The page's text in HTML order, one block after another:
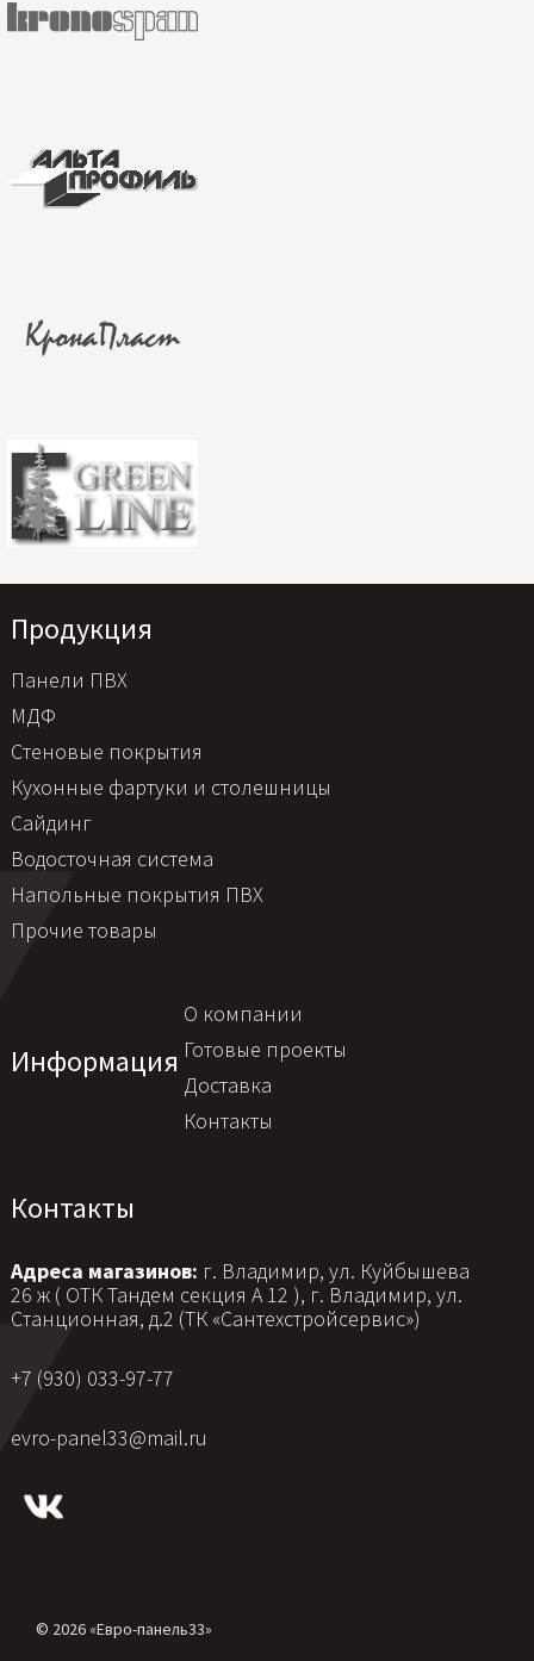
Продукция
Панели ПВХ
МДФ
Стеновые покрытия
Кухонные фартуки и столешницы
Сайдинг
Водосточная система
Напольные покрытия ПВХ
Прочие товары
Информация
О компании
Готовые проекты
Доставка
Контакты
Контакты
Адреса магазинов: г. Владимир, ул. Куйбышева
26 ж ( ОТК Тандем секция А 12 ), г. Владимир, ул.
Станционная, д.2 (ТК «Сантехстройсервис»)
+7 (930) 033-97-77
evro-panel33@mail.ru
© 2026 «Евро-панель33»